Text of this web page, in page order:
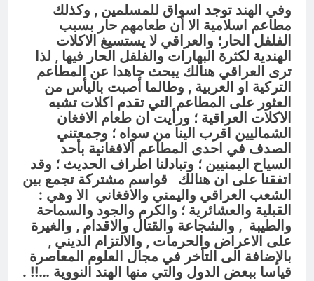
وفي الهند توجد اسواق للمسلمين , وكذلك
مطاعم اسلامية الا أن طعامهم حار بسبب
الفلفل الحار؛ والعراقي لا يستسيغ الاكلات
الهندية لكثرة البهارات والفلفل الحار فيها , لذا
ترى العراقي هنالك يبحث جاهدا عن المطاعم
التركية او العربية , وطالما أصبت باليأس من
العثور على المطاعم التي تقدم اكلات تشبه
الاكلات العراقية ؛ ورأيت ان طعام الافغان
الشماليين اقرب الينا من سواه ؛ وجمعتني
الصدف في احدى المطاعم الافغانية بأحد
السياح اليمنيين ؛ وتبادلنا اطراف الحديث ؛ وقد
اتفقنا على ان هنالك قواسم مشتركة تجمع بين
الشعب العراقي واليمني والافغاني الا وهي :
القبلية والعشائرية ؛ والكرم والجود والسماحة
والطيبة , والشجاعة والقتال والاقدام , والغيرة
على الاعراض والحرمات , والالتزام الديني ,
بالإضافة الى التأخر في مجال العلوم المعاصرة
قياسا ببعض الدول والتي منها الهند النووية …!! .